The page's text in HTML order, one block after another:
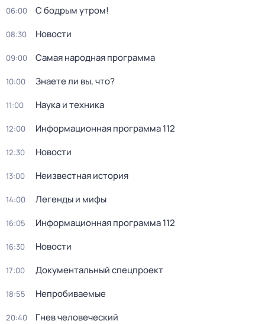
06:00 С бодрым утром!
08:30 Новости
09:00 Самая народная программа
10:00 Знаете ли вы, что?
11:00 Наука и техника
12:00 Информационная программа 112
12:30 Новости
13:00 Неизвестная история
14:00 Легенды и мифы
16:05 Информационная программа 112
16:30 Новости
17:00 Документальный спецпроект
18:55 Непробиваемые
20:40 Гнев человеческий